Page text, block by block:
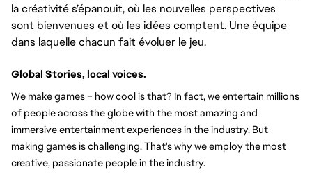
la créativité s’épanouit, où les nouvelles perspectives
sont bienvenues et où les idées comptent. Une équipe
dans laquelle chacun fait évoluer le jeu.
Global Stories, local voices.
We make games – how cool is that? In fact, we entertain millions
of people across the globe with the most amazing and
immersive entertainment experiences in the industry. But
making games is challenging. That's why we employ the most
creative, passionate people in the industry.